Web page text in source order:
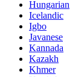
Hungarian
Icelandic
Igbo
Javanese
Kannada
Kazakh
Khmer